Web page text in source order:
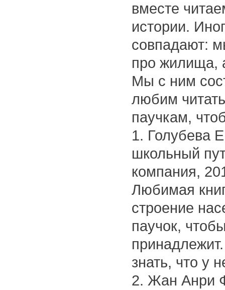
вместе
истории.
совпадают:
про жилища,
Мы с ним
любим
паучкам,
1. Голубева
школьный
компания,
Любимая
строение
паучок,
знать, что у
2. Жан Анри